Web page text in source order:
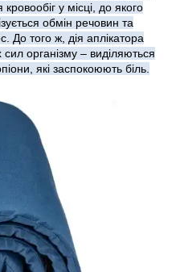
у місці, до якого
обмін речовин та
До того ж, дія аплікатора
сил організму – виділяються
які заспокоюють біль.